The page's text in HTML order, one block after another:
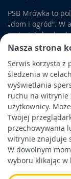
Nasza strona
Serwis korzysta z
śledzenia w
wyświetlania
ruchu na witrynie
użytkownicy.
Twojej
przechowywania
witrynie znajduje
W dowolnym
wyboru klikając w
PSB Mrówka to
„dom i ogród”. W
materiały
wyposażenie
Obowiązek
Polityka
Polityka Cookies
Odbiór zużytego
Wspierają nas: